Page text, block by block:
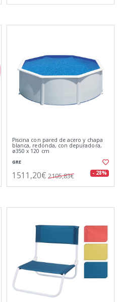
Piscina con pared de acero y chapa
blanca, redonda, con depuradora,
ø350 x 120 cm
GRE
1511,20€ 2105,83€ - 28%